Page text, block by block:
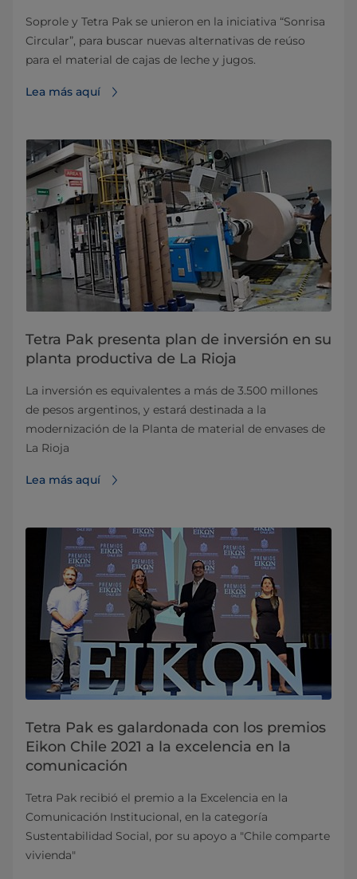
Soprole y Tetra Pak se unieron en la iniciativa “Sonrisa
Circular”, para buscar nuevas alternativas de reúso
para el material de cajas de leche y jugos.
Lea más aquí
Tetra Pak presenta plan de inversión en su
planta productiva de La Rioja
La inversión es equivalentes a más de 3.500 millones
de pesos argentinos, y estará destinada a la
modernización de la Planta de material de envases de
La Rioja
Lea más aquí
Tetra Pak es galardonada con los premios
Eikon Chile 2021 a la excelencia en la
comunicación
Tetra Pak recibió el premio a la Excelencia en la
Comunicación Institucional, en la categoría
Sustentabilidad Social, por su apoyo a "Chile comparte
vivienda"